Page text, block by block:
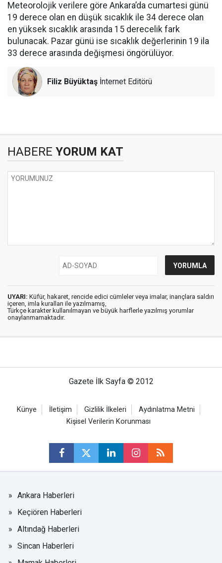
Meteorolojik verilere göre Ankara’da cumartesi günü
19 derece olan en düşük sıcaklık ile 34 derece olan
en yüksek sıcaklık arasında 15 derecelik fark
bulunacak. Pazar günü ise sıcaklık değerlerinin 19 ila
33 derece arasında değişmesi öngörülüyor.
Filiz Büyüktaş İnternet Editörü
HABERE YORUM KAT
UYARI: Küfür, hakaret, rencide edici cümleler veya imalar, inançlara saldırı
içeren, imla kuralları ile yazılmamış,
Türkçe karakter kullanılmayan ve büyük harflerle yazılmış yorumlar
onaylanmamaktadır.
Gazete İlk Sayfa © 2012
Künye İletişim Gizlilik İlkeleri
Aydınlatma Metni
Kişisel Verilerin Korunması
Ankara Haberleri
Keçiören Haberleri
Altındağ Haberleri
Sincan Haberleri